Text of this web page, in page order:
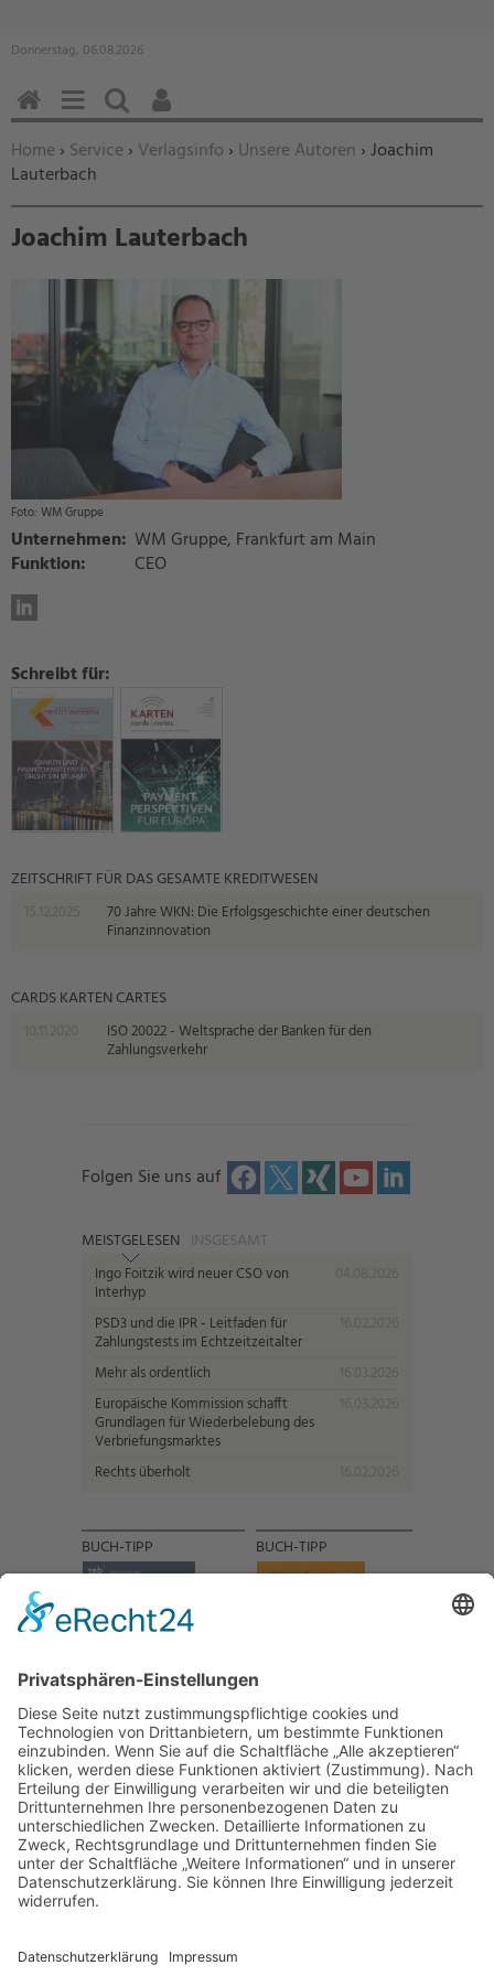
Donnerstag, 06.08.2026
Sie befinden sich hier:
Home › Service › Verlagsinfo › Unsere Autoren › Joachim
Lauterbach
Joachim Lauterbach
WM Gruppe
Unternehmen: WM Gruppe, Frankfurt am Main
Funktion:
CEO
Schreibt für:
ZEITSCHRIFT FÜR DAS GESAMTE KREDITWESEN
70 Jahre WKN: Die Erfolgsgeschichte einer deutschen
Finanzinnovation
CARDS KARTEN CARTES
ISO 20022 - Weltsprache der Banken für den
Zahlungsverkehr
Folgen Sie uns auf
MEISTGELESEN INSGESAMT
Ingo Foitzik wird neuer CSO von
Interhyp
PSD3 und die IPR - Leitfaden für
Zahlungstests im Echtzeitzeitalter
Mehr als ordentlich
Europäische Kommission schafft
Grundlagen für Wiederbelebung des
Verbriefungsmarktes
Rechts überholt
BUCH-TIPP BUCH-TIPP
HOMEMENÜSUCHEN
BENUTZERFUNKTIONEN
NACH OBEN